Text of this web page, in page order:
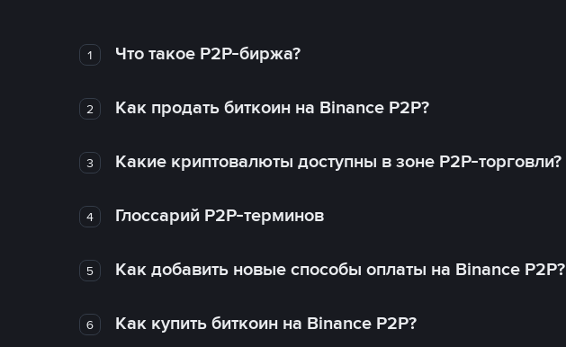
1 Что такое P2P-биржа?
2 Как продать биткоин на Binance P2P?
3 Какие криптовалюты доступны в зоне P2P-торговли?
4 Глоссарий P2P-терминов
5 Как добавить новые способы оплаты на Binance P2P?
6 Как купить биткоин на Binance P2P?